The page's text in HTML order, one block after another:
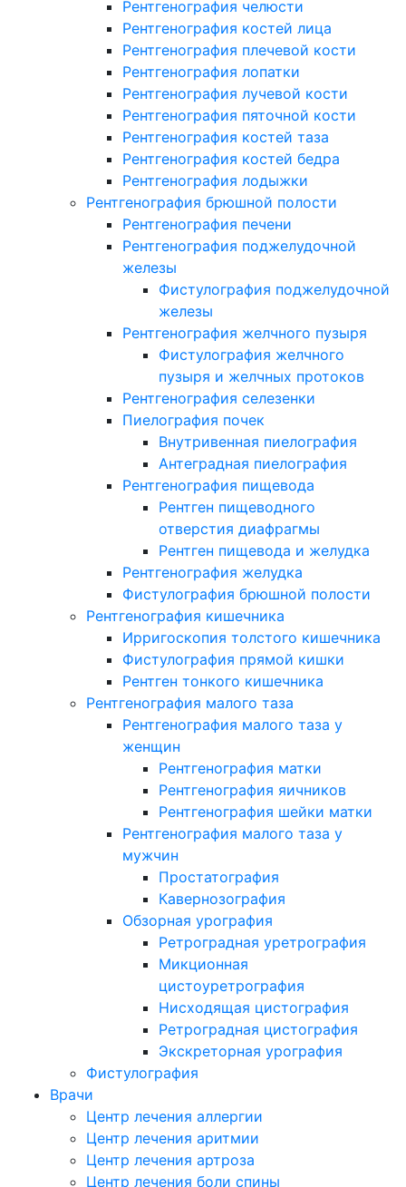
Рентгенография челюсти
Рентгенография костей лица
Рентгенография плечевой кости
Рентгенография лопатки
Рентгенография лучевой кости
Рентгенография пяточной кости
Рентгенография костей таза
Рентгенография костей бедра
Рентгенография лодыжки
Рентгенография брюшной полости
Рентгенография печени
Рентгенография поджелудочной
железы
Фистулография поджелудочной
железы
Рентгенография желчного пузыря
Фистулография желчного
пузыря и желчных протоков
Рентгенография селезенки
Пиелография почек
Внутривенная пиелография
Антеградная пиелография
Рентгенография пищевода
Рентген пищеводного
отверстия диафрагмы
Рентген пищевода и желудка
Рентгенография желудка
Фистулография брюшной полости
Рентгенография кишечника
Ирригоскопия толстого кишечника
Фистулография прямой кишки
Рентген тонкого кишечника
Рентгенография малого таза
Рентгенография малого таза у
женщин
Рентгенография матки
Рентгенография яичников
Рентгенография шейки матки
Рентгенография малого таза у
мужчин
Простатография
Кавернозография
Обзорная урография
Ретроградная уретрография
Микционная
цистоуретрография
Нисходящая цистография
Ретроградная цистография
Экскреторная урография
Фистулография
Врачи
Центр лечения аллергии
Центр лечения аритмии
Центр лечения артроза
Центр лечения боли спины